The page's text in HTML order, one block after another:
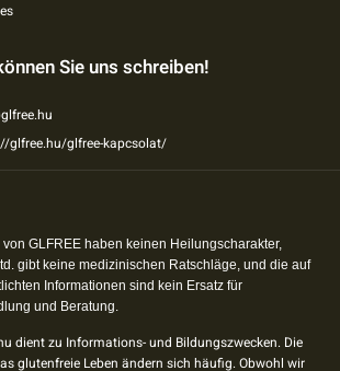
Sie uns schreiben!
glfree.hu/glfree-kapcsolat/
GLFREE haben keinen Heilungscharakter,
gibt keine medizinischen Ratschläge, und die auf
Informationen sind kein Ersatz für
und Beratung.
dient zu Informations- und Bildungszwecken. Die
glutenfreie Leben ändern sich häufig. Obwohl wir